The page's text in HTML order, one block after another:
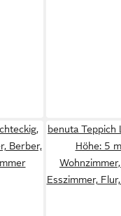
Berber,
benuta Teppich
Höhe: 5
Esszimmer,